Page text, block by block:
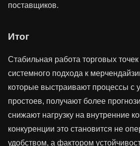
поставщиков.
Итог
Стабильная работа торговых
системного подхода к
которые выстраивают процессы с
простоев, получают более
снижают нагрузку на внутренние
конкуренции это становится не
удобством, а фактором